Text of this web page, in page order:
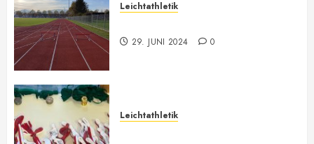
Leichtathletik
29. JUNI 2024 0
Leichtathletik